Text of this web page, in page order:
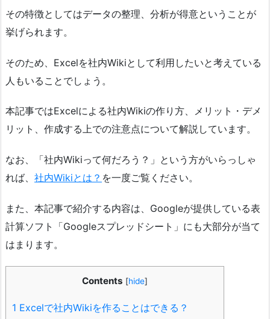
その特徴としてはデータの整理、分析が得意ということが
挙げられます。
そのため、Excelを社内Wikiとして利用したいと考えている
人もいることでしょう。
本記事ではExcelによる社内Wikiの作り方、メリット・デメ
リット、作成する上での注意点について解説しています。
なお、「社内Wikiって何だろう？」という方がいらっしゃ
れば、 社内Wikiとは？ を一度ご覧ください。
また、本記事で紹介する内容は、Googleが提供している表
計算ソフト「Googleスプレッドシート」にも大部分が当て
はまります。
Contents [hide]
1 Excelで社内Wikiを作ることはできる？